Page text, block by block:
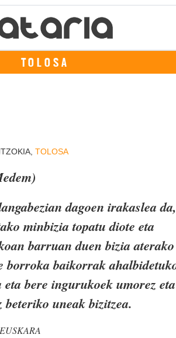
TOLOSA
TOLOSA
dagoen irakaslea da,
minbizia topatu diote eta
barruan duen bizia aterako
borroka baikorrak
eta bere ingurukoek umorez eta
beteriko uneak bizitzea.
EUSKARA